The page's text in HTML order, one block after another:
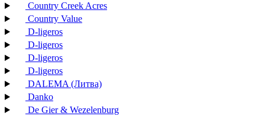
Country Creek Acres
Country Value
D-ligeros
D-ligeros
D-ligeros
D-ligeros
DALEMA (Литва)
Danko
De Gier & Wezelenburg